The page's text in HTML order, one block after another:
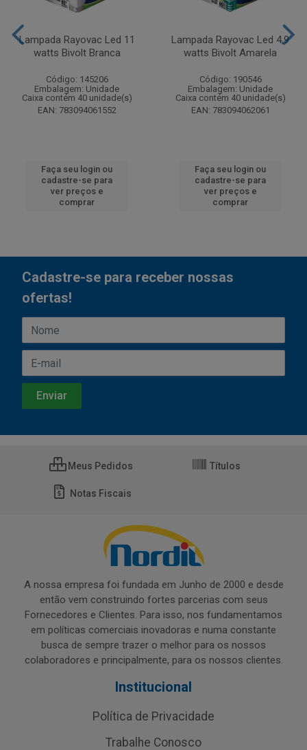
Lampada Rayovac Led 11
watts Bivolt Branca
Código: 145206
Embalagem: Unidade
Caixa contém 40 unidade(s)
EAN: 783094061552
Faça seu login ou
cadastre-se para
ver preços e
comprar
Lampada Rayovac Led 4,9
watts Bivolt Amarela
Código: 190546
Embalagem: Unidade
Caixa contém 40 unidade(s)
EAN: 783094062061
Faça seu login ou
cadastre-se para
ver preços e
comprar
Cadastre-se para receber nossas
ofertas!
Meus Pedidos Títulos
Notas Fiscais
A nossa empresa foi fundada em Junho de 2000 e desde
então vem construindo fortes parcerias com seus
Fornecedores e Clientes. Para isso, nos fundamentamos
em políticas comerciais inovadoras e numa constante
busca de sempre trazer o melhor para os nossos
colaboradores e principalmente, para os nossos clientes.
Institucional
Política de Privacidade
Trabalhe Conosco